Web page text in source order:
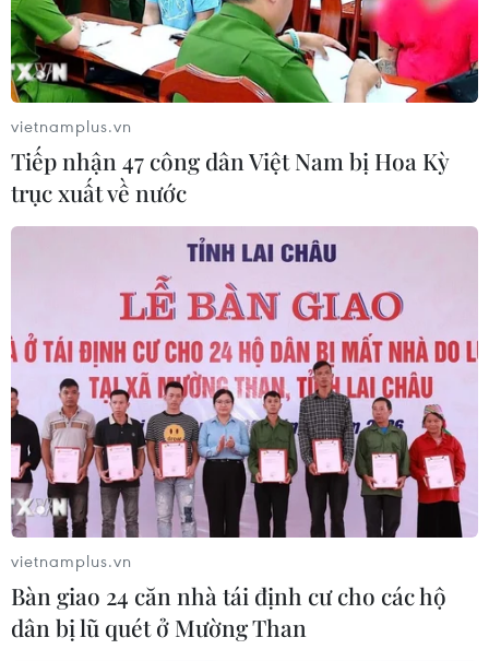
Bất ổn địa chính trị kìm hãm tăng
trưởng Eurozone
05/08/2026 22:59
Tổng thống Nga thay đổi vị
trí các chỉ huy tại mặt trận Ukraine
Đâm dao ở trung tâm London, một
nữ nghi phạm bị bắt giữ
05/08/2026 15:07
Nhiều chuyến bay tại Đức chuyển
hướng do vật thể bay gần đường
băng
05/08/2026 10:54
Dự luật trừng phạt Nga của
vietnamplus.vn
Tiếp nhận 47 công dân Việt Nam bị Hoa Kỳ
trục xuất về nước
vietnamplus.vn
Bàn giao 24 căn nhà tái định cư cho các hộ
dân bị lũ quét ở Mường Than